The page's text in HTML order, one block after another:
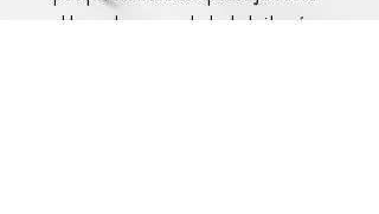
volta, sendo que o controle deste item é